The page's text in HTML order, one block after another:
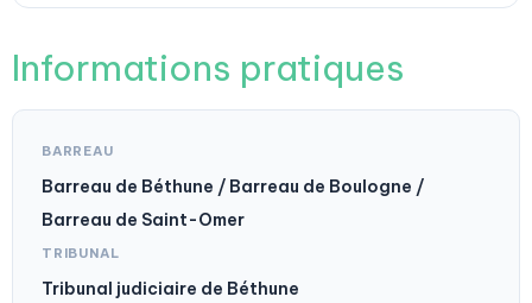
Informations pratiques
BARREAU
Barreau de Béthune / Barreau de Boulogne /
Barreau de Saint-Omer
TRIBUNAL
Tribunal judiciaire de Béthune